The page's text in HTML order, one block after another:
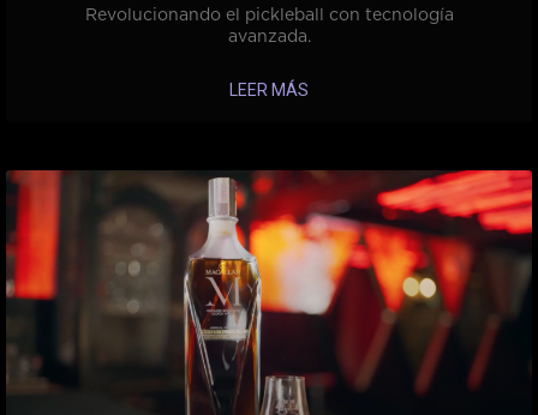
Revolucionando el pickleball con tecnología
avanzada.
LEER MÁS